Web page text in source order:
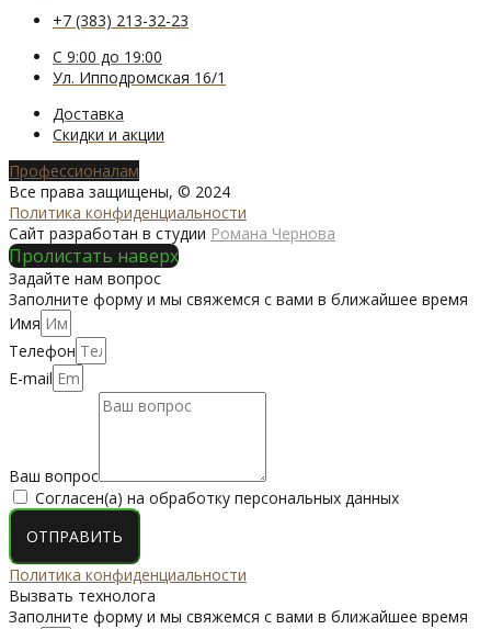
+7 (383) 213-32-23
С 9:00 до 19:00
Ул. Ипподромская 16/1
Доставка
Скидки и акции
Профессионалам
Все права защищены, © 2024
Политика конфиденциальности
Сайт разработан в студии Романа Чернова
Пролистать наверх
Задайте нам вопрос
Заполните форму и мы свяжемся с вами в ближайшее время
Имя
Телефон
E-mail
Ваш вопрос
Согласен(а) на обработку персональных данных
ОТПРАВИТЬ
Политика конфиденциальности
Вызвать технолога
Заполните форму и мы свяжемся с вами в ближайшее время